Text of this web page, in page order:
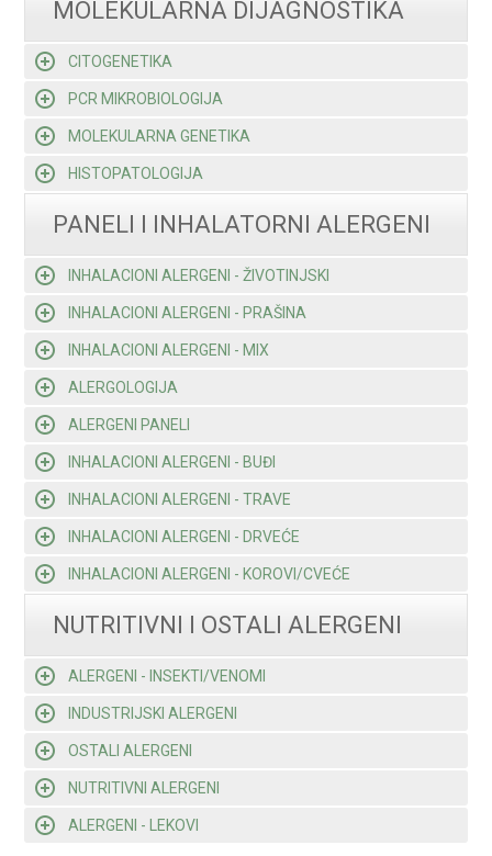
MOLEKULARNA DIJAGNOSTIKA
CITOGENETIKA
PCR MIKROBIOLOGIJA
MOLEKULARNA GENETIKA
HISTOPATOLOGIJA
PANELI I INHALATORNI ALERGENI
INHALACIONI ALERGENI - ŽIVOTINJSKI
INHALACIONI ALERGENI - PRAŠINA
INHALACIONI ALERGENI - MIX
ALERGOLOGIJA
ALERGENI PANELI
INHALACIONI ALERGENI - BUĐI
INHALACIONI ALERGENI - TRAVE
INHALACIONI ALERGENI - DRVEĆE
INHALACIONI ALERGENI - KOROVI/CVEĆE
NUTRITIVNI I OSTALI ALERGENI
ALERGENI - INSEKTI/VENOMI
INDUSTRIJSKI ALERGENI
OSTALI ALERGENI
NUTRITIVNI ALERGENI
ALERGENI - LEKOVI